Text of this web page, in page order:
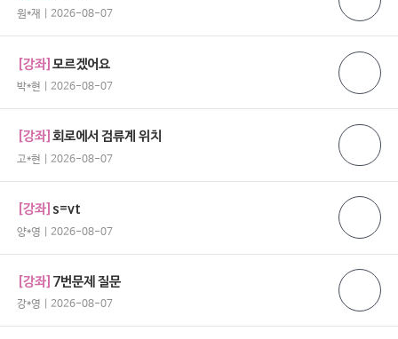
원*재 | 2026-08-07
[강좌]모르겠어요
박*현 | 2026-08-07
[강좌]회로에서 검류계 위치
고*현 | 2026-08-07
[강좌] s=vt
양*영 | 2026-08-07
[강좌] 7번문제 질문
강*영 | 2026-08-07